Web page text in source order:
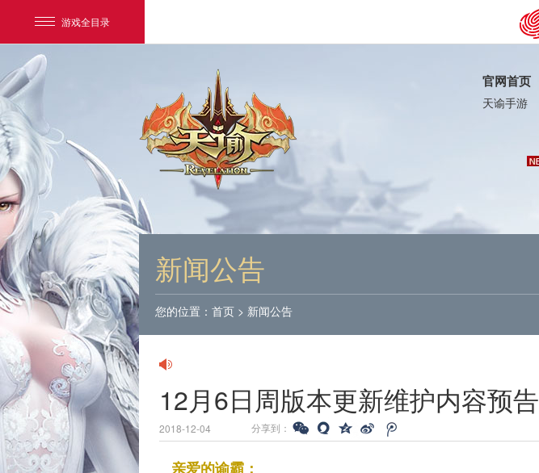
游戏全目录
网易游戏
我的足迹： 天谕
官网首页
天谕手游
新闻公告
您的位置： 首页 > 新闻公告
12月6日周版本更新维护内容预告
2018-12-04 分享到：
亲爱的谕霸：